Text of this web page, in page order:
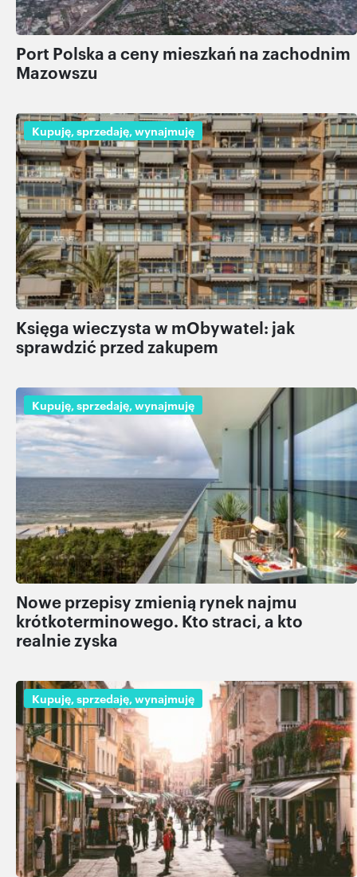
Port Polska a ceny mieszkań na zachodnim
Mazowszu
Kupuję, sprzedaję, wynajmuję
Księga wieczysta w mObywatel: jak
sprawdzić przed zakupem
Kupuję, sprzedaję, wynajmuję
Nowe przepisy zmienią rynek najmu
krótkoterminowego. Kto straci, a kto
realnie zyska
Kupuję, sprzedaję, wynajmuję